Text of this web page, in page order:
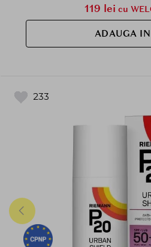
119 lei cu
ADAUGA
233